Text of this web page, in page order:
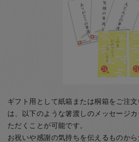
ギフト用として紙箱または桐箱をご注
は、以下のような箸渡しのメッセージ
ただくことが可能です。
お祝いや感謝の気持ちを伝えるものか